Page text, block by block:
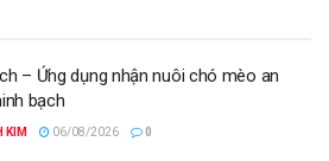
– Ứng dụng nhận nuôi chó mèo an
bạch
KIM 06/08/2026 0